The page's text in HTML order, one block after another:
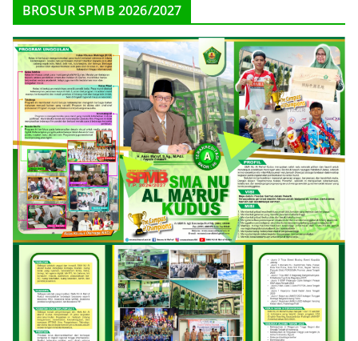
BROSUR SPMB 2026/2027